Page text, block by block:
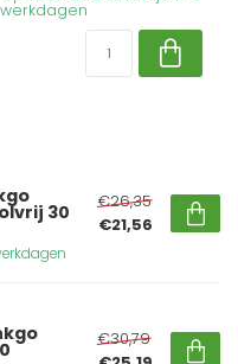
werkdagen
30
€26,35
€21,56
€30,79